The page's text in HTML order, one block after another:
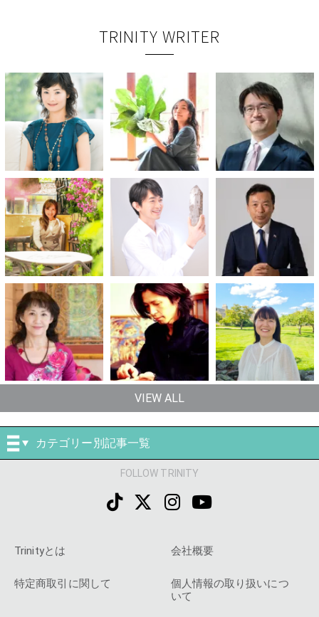
TRINITY WRITER
VIEW ALL
カテゴリー別記事一覧
FOLLOW TRINITY
Trinityとは 会社概要
特定商取引に関して
個人情報の取り扱いにつ
いて